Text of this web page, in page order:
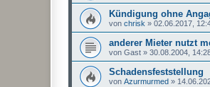
Kündigung ohne
von chrisk » 02.06.2017,
anderer Mieter nutzt
von Gast » 30.08.2004,
Schadensfeststellung
von Azurmurmed »